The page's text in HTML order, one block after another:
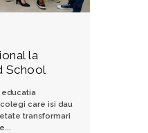
la
School
educatia
care isi dau
transformari